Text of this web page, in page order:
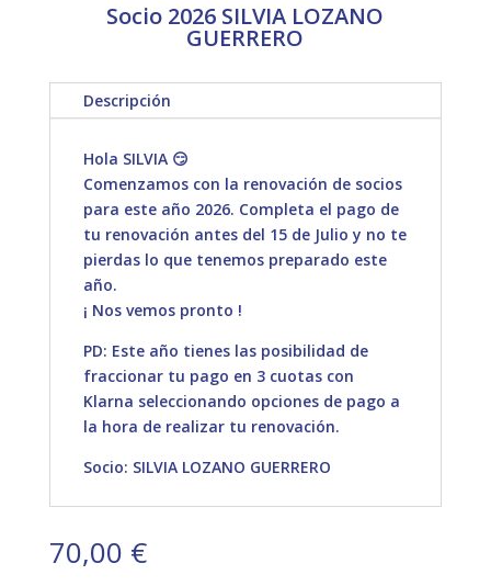
Socio 2026 SILVIA LOZANO
GUERRERO
Descripción
Hola SILVIA 😏
Comenzamos con la renovación de socios
para este año 2026. Completa el pago de
tu renovación antes del 15 de Julio y no te
pierdas lo que tenemos preparado este
año.
¡ Nos vemos pronto !
PD: Este año tienes las posibilidad de
fraccionar tu pago en 3 cuotas con
Klarna seleccionando opciones de pago a
la hora de realizar tu renovación.
Socio: SILVIA LOZANO GUERRERO
70,00 €